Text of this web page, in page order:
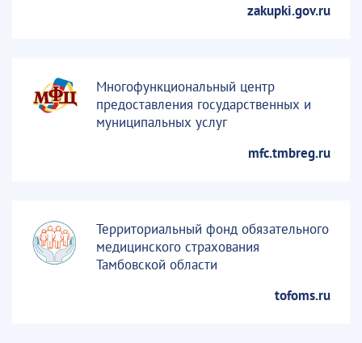
zakupki.gov.ru
Многофункциональный центр
предоставления государственных и
муниципальных услуг
mfc.tmbreg.ru
Территориальный фонд обязательного
медицинского страхования
Тамбовской области
tofoms.ru